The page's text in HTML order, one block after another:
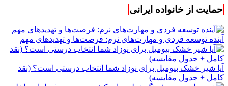
حمایت از خانواده ایرانی
آینده توسعه فردی و مهارت‌های نرم: فرصت‌ها و تهدیدهای مهم
آیا شیر خشک بیومیل برای نوزاد شما انتخاب درستی است؟ (نقد
کامل + جدول مقایسه)